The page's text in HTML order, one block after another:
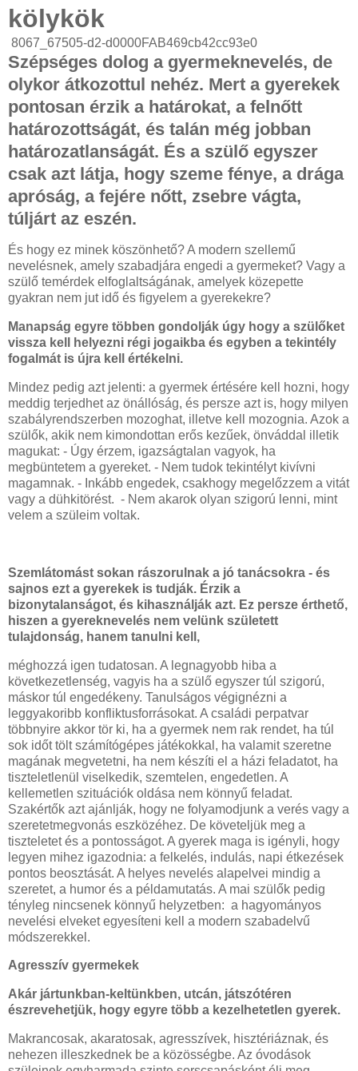
kölykök
8067_67505-d2-d0000FAB469cb42cc93e0
Szépséges dolog a gyermeknevelés, de
olykor átkozottul nehéz. Mert a gyerekek
pontosan érzik a határokat, a felnőtt
határozottságát, és talán még jobban
határozatlanságát. És a szülő egyszer
csak azt látja, hogy szeme fénye, a drága
apróság, a fejére nőtt, zsebre vágta,
túljárt az eszén.
És hogy ez minek köszönhető? A modern szellemű
nevelésnek, amely szabadjára engedi a gyermeket? Vagy a
szülő temérdek elfoglaltságának, amelyek közepette
gyakran nem jut idő és figyelem a gyerekekre?
Manapság egyre többen gondolják úgy hogy a szülőket
vissza kell helyezni régi jogaikba és egyben a tekintély
fogalmát is újra kell értékelni.
Mindez pedig azt jelenti: a gyermek értésére kell hozni, hogy
meddig terjedhet az önállóság, és persze azt is, hogy milyen
szabályrendszerben mozoghat, illetve kell mozognia. Azok a
szülők, akik nem kimondottan erős kezűek, önváddal illetik
magukat: - Úgy érzem, igazságtalan vagyok, ha
megbüntetem a gyereket. - Nem tudok tekintélyt kivívni
magamnak. - Inkább engedek, csakhogy megelőzzem a vitát
vagy a dühkitörést. - Nem akarok olyan szigorú lenni, mint
velem a szüleim voltak.
Szemlátomást sokan rászorulnak a jó tanácsokra - és
sajnos ezt a gyerekek is tudják. Érzik a
bizonytalanságot, és kihasználják azt. Ez persze érthető,
hiszen a gyereknevelés nem velünk született
tulajdonság, hanem tanulni kell,
méghozzá igen tudatosan. A legnagyobb hiba a
következetlenség, vagyis ha a szülő egyszer túl szigorú,
máskor túl engedékeny. Tanulságos végignézni a
leggyakoribb konfliktusforrásokat. A családi perpatvar
többnyire akkor tör ki, ha a gyermek nem rak rendet, ha túl
sok időt tölt számítógépes játékokkal, ha valamit szeretne
magának megvetetni, ha nem készíti el a házi feladatot, ha
tiszteletlenül viselkedik, szemtelen, engedetlen. A
kellemetlen szituációk oldása nem könnyű feladat.
Szakértők azt ajánlják, hogy ne folyamodjunk a verés vagy a
szeretetmegvonás eszközéhez. De követeljük meg a
tiszteletet és a pontosságot. A gyerek maga is igényli, hogy
legyen mihez igazodnia: a felkelés, indulás, napi étkezések
pontos beosztását. A helyes nevelés alapelvei mindig a
szeretet, a humor és a példamutatás. A mai szülők pedig
tényleg nincsenek könnyű helyzetben: a hagyományos
nevelési elveket egyesíteni kell a modern szabadelvű
módszerekkel.
Agresszív gyermekek
Akár jártunkban-keltünkben, utcán, játszótéren
észrevehetjük, hogy egyre több a kezelhetetlen gyerek.
Makrancosak, akaratosak, agresszívek, hisztériáznak, és
nehezen illeszkednek be a közösségbe. Az óvodások